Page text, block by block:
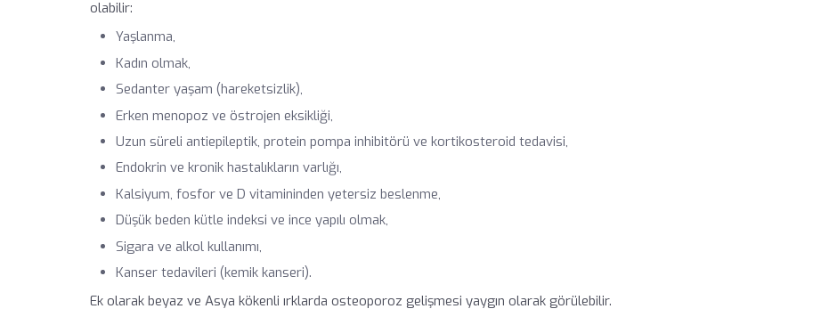
olabilir:
Yaşlanma,
Kadın olmak,
Sedanter yaşam (hareketsizlik),
Erken menopoz ve östrojen eksikliği,
Uzun süreli antiepileptik, protein pompa inhibitörü ve kortikosteroid tedavisi,
Endokrin ve kronik hastalıkların varlığı,
Kalsiyum,fosfor ve D vitamininden yetersiz beslenme,
Düşük beden kütle indeksi ve ince yapılı olmak,
Sigara ve alkol kullanımı,
Kanser tedavileri (kemik kanseri).
Ek olarak beyaz ve Asya kökenli ırklarda osteoporoz gelişmesi yaygın olarak görülebilir.